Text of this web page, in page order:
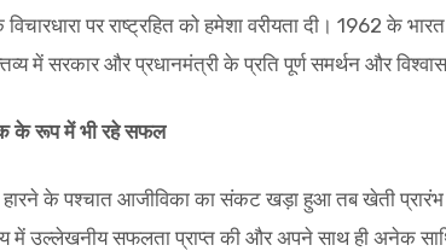
पर राष्ट्रहित को हमेशा वरीयता दी। 1962 के
में सरकार और प्रधानमंत्री के प्रति पूर्ण समर्थन और
के रूप में भी रहे सफल
के पश्चात आजीविका का संकट खड़ा हुआ तब खेती प्रारंभ
में उल्लेखनीय सफलता प्राप्त की और अपने साथ ही अनेक